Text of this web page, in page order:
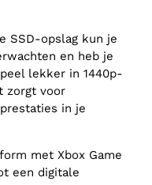
SSD-opslag kun je
en heb je
lekker in 1440p-
zorgt voor
in je
met Xbox Game
een digitale